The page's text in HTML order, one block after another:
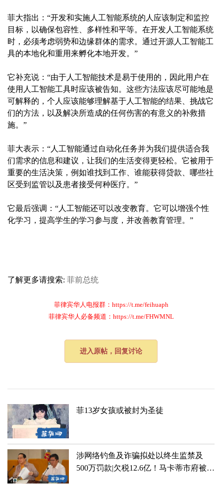
菲大指出：“开发和实施人工智能系统的人应该制定和监控
目标，以确保包容性、多样性和平等。在开发人工智能系统
时，必须考虑弱势和边缘群体的需求。通过开源人工智能工
具的本地化和重用来孵化本地开发。”
它补充说：“由于人工智能技术是易于使用的，因此用户在
使用人工智能工具时应该被告知。这些方法应该尽可能地是
可解释的，个人应该能够理解基于人工智能的结果、挑战它
们的方法，以及解决所造成的任何伤害的有意义的补救措
施。”
菲大表示：“人工智能通过自动化任务并为我们提供适合我
们需求的信息和建议，让我们的生活变得更轻松。它被用于
重要的生活决策，例如谁找到工作、谁能获得贷款、哪些社
区受到监管以及患者接受何种医疗。”
它最后强调：“人工智能还可以改变教育。它可以增强个性
化学习，提高学生的学习参与度，并改善教育管理。”
了解更多请搜索: 菲前总统
菲律宾华人电报群：https://t.me/feihuaph
菲律宾华人必备频道：https://t.me/FHWMNL
进入原帖，回复讨论
菲13岁女孩或被封为圣徒
涉网络钓鱼及诈骗拟处以终生监禁及
500万罚款|欠税12.6亿！马卡蒂市府被菲